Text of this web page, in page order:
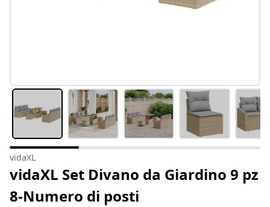
vidaXL
vidaXL Set Divano da Giardino 9 pz
8-Numero di posti